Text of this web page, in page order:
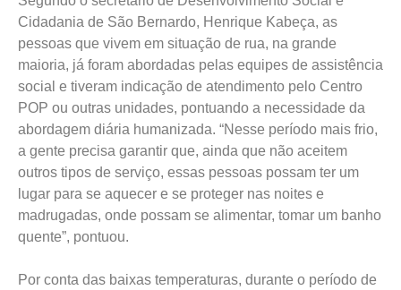
Cidadania de São Bernardo, Henrique Kabeça, as
pessoas que vivem em situação de rua, na grande
maioria, já foram abordadas pelas equipes de assistência
social e tiveram indicação de atendimento pelo Centro
POP ou outras unidades, pontuando a necessidade da
abordagem diária humanizada. “Nesse período mais frio,
a gente precisa garantir que, ainda que não aceitem
outros tipos de serviço, essas pessoas possam ter um
lugar para se aquecer e se proteger nas noites e
madrugadas, onde possam se alimentar, tomar um banho
quente”, pontuou.
Por conta das baixas temperaturas, durante o período de